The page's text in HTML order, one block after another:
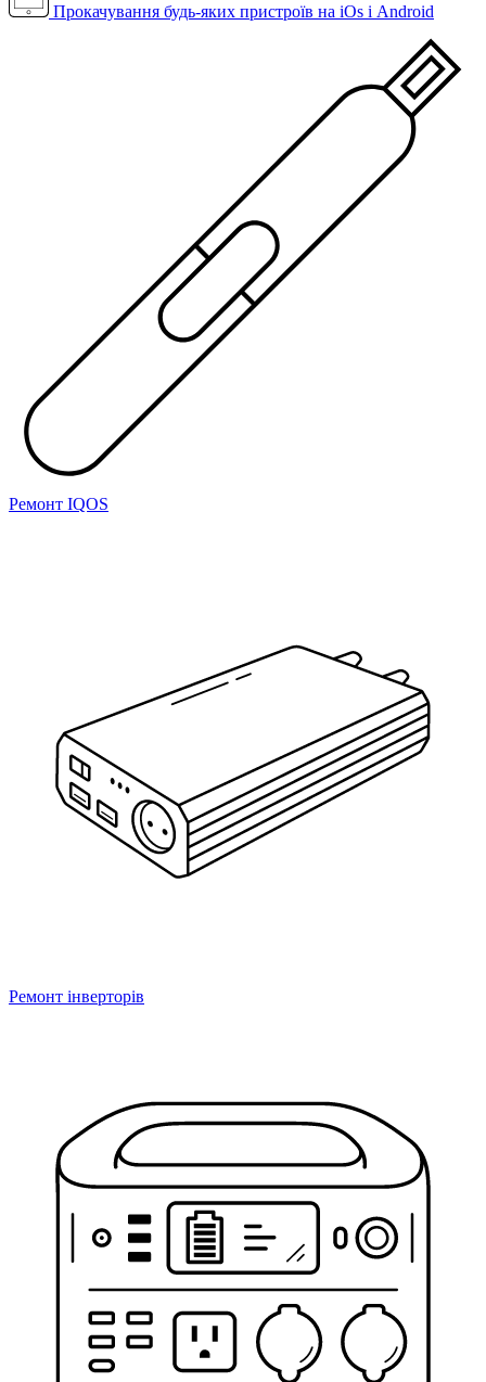
Прокачування будь-яких пристроїв на iOs і Android
Ремонт IQOS
Ремонт інверторів